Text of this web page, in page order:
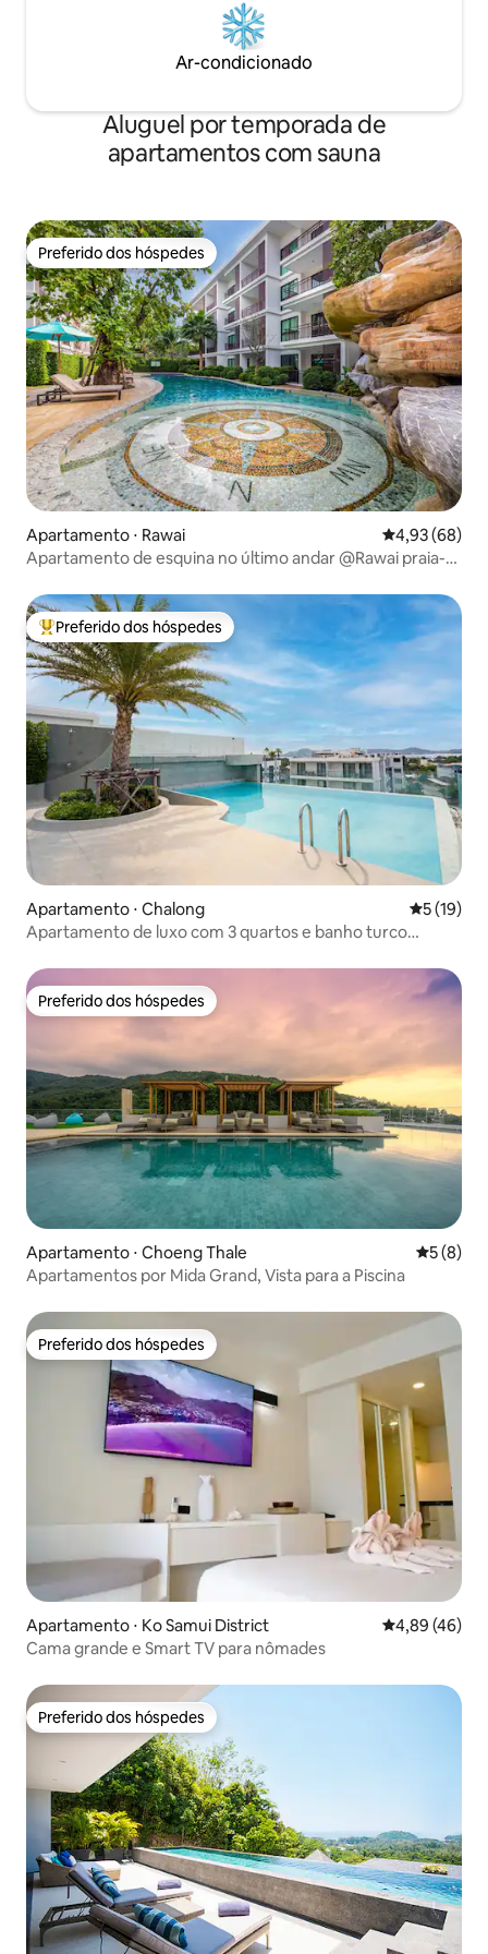
Ar-condicionado
Aluguel por temporada de
apartamentos com sauna
Preferido dos hóspedes
Preferido dos hóspedes
Apartamento ⋅ Rawai 4,93 de uma
4,93 (68)
Apartamento de esquina no último andar @Rawai praia-
Entre os melhores preferidos dos hóspedes
Preferido dos hóspedes
Apartamento ⋅ Chalong 5 de uma
5 (19)
Apartamento de luxo com 3 quartos e banho turco
Preferido dos hóspedes
Preferido dos hóspedes
Apartamento ⋅ Choeng Thale 5 de
5 (8)
Apartamentos por Mida Grand, Vista para a Piscina
Preferido dos hóspedes
Preferido dos hóspedes
Apartamento ⋅ Ko Samui District 4,89 de uma
4,89 (46)
Cama grande e Smart TV para nômades
Preferido dos hóspedes
Preferido dos hóspedes